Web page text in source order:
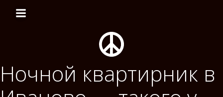
содержимому
Ночной квартирник в